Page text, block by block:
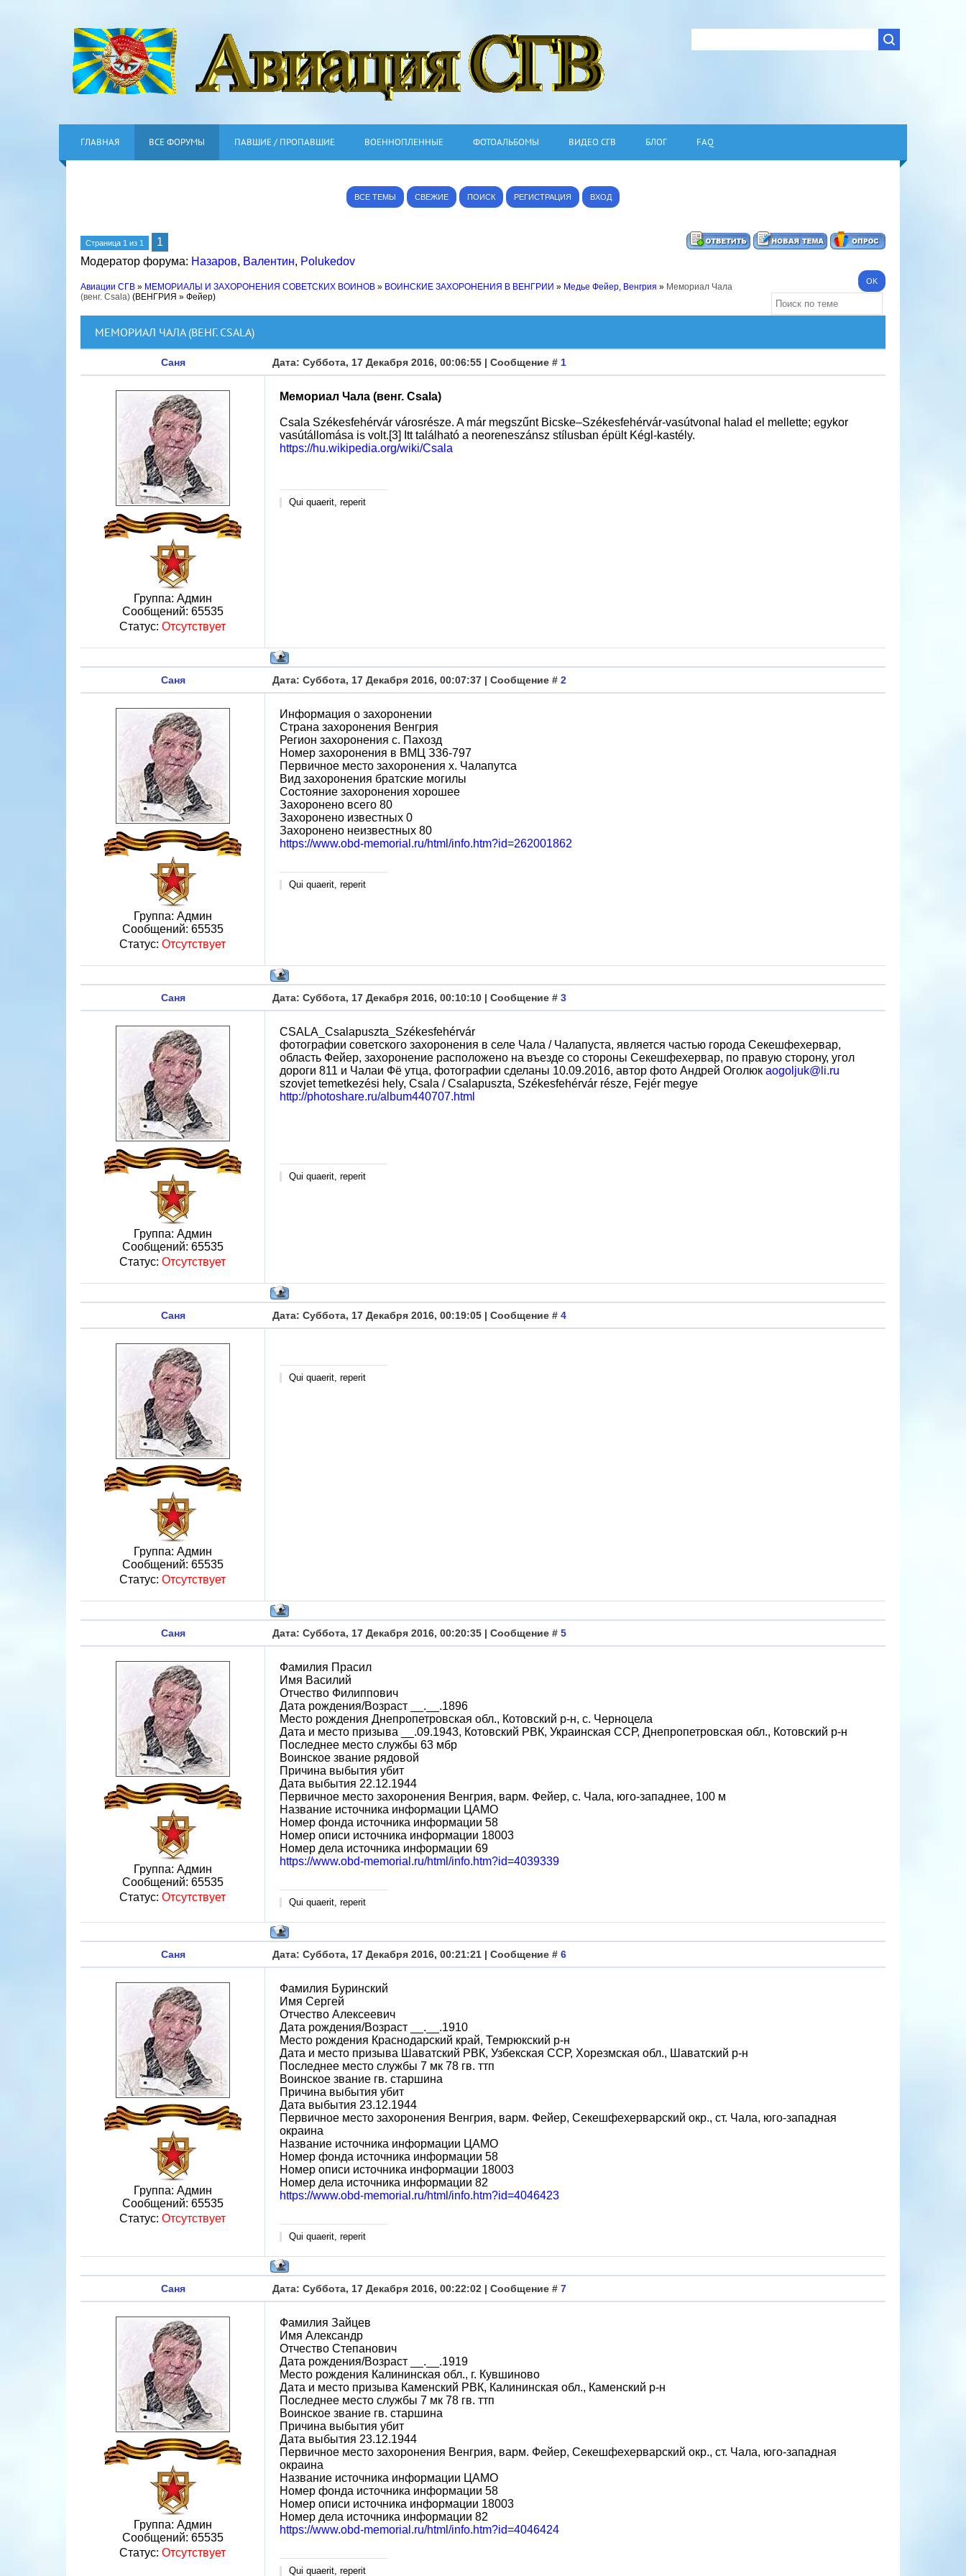
ГЛАВНАЯ ВСЕ ФОРУМЫ ПАВШИЕ / ПРОПАВШИЕ ВОЕННОПЛЕННЫЕ ФОТОАЛЬБОМЫ ВИДЕО СГВ БЛОГ FAQ
ВСЕ ТЕМЫ СВЕЖИЕ ПОИСК РЕГИСТРАЦИЯ ВХОД
Страница 1 из 1
1
Модератор форума: Назаров, Валентин, Polukedov
Авиации СГВ » МЕМОРИАЛЫ И ЗАХОРОНЕНИЯ СОВЕТСКИХ ВОИНОВ » ВОИНСКИЕ ЗАХОРОНЕНИЯ В ВЕНГРИИ » Медье Фейер, Венгрия » Мемориал Чала
(венг. Csala) (ВЕНГРИЯ » Фейер)
МЕМОРИАЛ ЧАЛА (ВЕНГ. CSALA)
Саня Дата: Суббота, 17 Декабря 2016, 00:06:55 | Сообщение # 1
Группа: Админ
Сообщений: 65535
Статус: Отсутствует
Мемориал Чала (венг. Csala)
Csala Székesfehérvár városrésze. A már megszűnt Bicske–Székesfehérvár-vasútvonal halad el mellette; egykor
vasútállomása is volt.[3] Itt található a neoreneszánsz stílusban épült Kégl-kastély.
https://hu.wikipedia.org/wiki/Csala
Qui quaerit, reperit
Саня Дата: Суббота, 17 Декабря 2016, 00:07:37 | Сообщение # 2
Группа: Админ
Сообщений: 65535
Статус: Отсутствует
Информация о захоронении
Страна захоронения Венгрия
Регион захоронения с. Пахозд
Номер захоронения в ВМЦ З36-797
Первичное место захоронения х. Чалапутса
Вид захоронения братские могилы
Состояние захоронения хорошее
Захоронено всего 80
Захоронено известных 0
Захоронено неизвестных 80
https://www.obd-memorial.ru/html/info.htm?id=262001862
Qui quaerit, reperit
Саня Дата: Суббота, 17 Декабря 2016, 00:10:10 | Сообщение # 3
Группа: Админ
Сообщений: 65535
Статус: Отсутствует
CSALA_Csalapuszta_Székesfehérvár
фотографии советского захоронения в селе Чала / Чалапуста, является частью города Секешфехервар,
область Фейер, захоронение расположено на въезде со стороны Секешфехервар, по правую сторону, угол
дороги 811 и Чалаи Фё утца, фотографии сделаны 10.09.2016, автор фото Андрей Оголюк aogoljuk@li.ru
szovjet temetkezési hely, Csala / Csalapuszta, Székesfehérvár része, Fejér megye
http://photoshare.ru/album440707.html
Qui quaerit, reperit
Саня Дата: Суббота, 17 Декабря 2016, 00:19:05 | Сообщение # 4
Группа: Админ
Сообщений: 65535
Статус: Отсутствует
Qui quaerit, reperit
Саня Дата: Суббота, 17 Декабря 2016, 00:20:35 | Сообщение # 5
Группа: Админ
Сообщений: 65535
Статус: Отсутствует
Фамилия Прасил
Имя Василий
Отчество Филиппович
Дата рождения/Возраст __.__.1896
Место рождения Днепропетровская обл., Котовский р-н, с. Черноцела
Дата и место призыва __.09.1943, Котовский РВК, Украинская ССР, Днепропетровская обл., Котовский р-н
Последнее место службы 63 мбр
Воинское звание рядовой
Причина выбытия убит
Дата выбытия 22.12.1944
Первичное место захоронения Венгрия, варм. Фейер, с. Чала, юго-западнее, 100 м
Название источника информации ЦАМО
Номер фонда источника информации 58
Номер описи источника информации 18003
Номер дела источника информации 69
https://www.obd-memorial.ru/html/info.htm?id=4039339
Qui quaerit, reperit
Саня Дата: Суббота, 17 Декабря 2016, 00:21:21 | Сообщение # 6
Группа: Админ
Сообщений: 65535
Статус: Отсутствует
Фамилия Буринский
Имя Сергей
Отчество Алексеевич
Дата рождения/Возраст __.__.1910
Место рождения Краснодарский край, Темрюкский р-н
Дата и место призыва Шаватский РВК, Узбекская ССР, Хорезмская обл., Шаватский р-н
Последнее место службы 7 мк 78 гв. ттп
Воинское звание гв. старшина
Причина выбытия убит
Дата выбытия 23.12.1944
Первичное место захоронения Венгрия, варм. Фейер, Секешфехерварский окр., ст. Чала, юго-западная
окраина
Название источника информации ЦАМО
Номер фонда источника информации 58
Номер описи источника информации 18003
Номер дела источника информации 82
https://www.obd-memorial.ru/html/info.htm?id=4046423
Qui quaerit, reperit
Саня Дата: Суббота, 17 Декабря 2016, 00:22:02 | Сообщение # 7
Группа: Админ
Сообщений: 65535
Статус: Отсутствует
Фамилия Зайцев
Имя Александр
Отчество Степанович
Дата рождения/Возраст __.__.1919
Место рождения Калининская обл., г. Кувшиново
Дата и место призыва Каменский РВК, Калининская обл., Каменский р-н
Последнее место службы 7 мк 78 гв. ттп
Воинское звание гв. старшина
Причина выбытия убит
Дата выбытия 23.12.1944
Первичное место захоронения Венгрия, варм. Фейер, Секешфехерварский окр., ст. Чала, юго-западная
окраина
Название источника информации ЦАМО
Номер фонда источника информации 58
Номер описи источника информации 18003
Номер дела источника информации 82
https://www.obd-memorial.ru/html/info.htm?id=4046424
Qui quaerit, reperit